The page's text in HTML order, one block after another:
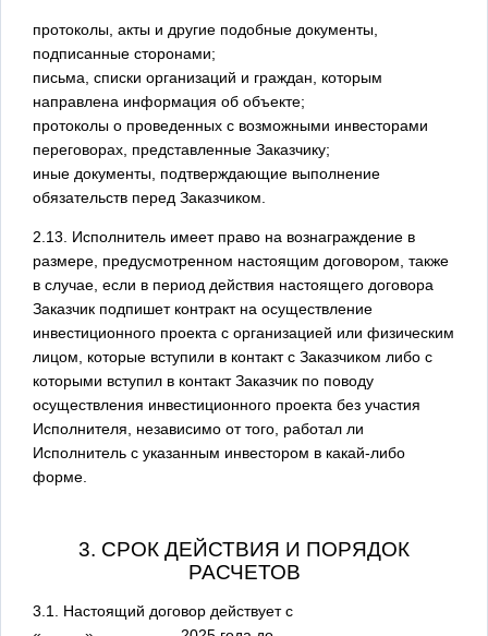
протоколы, акты и другие подобные документы,
подписанные сторонами;
письма, списки организаций и граждан, которым
направлена информация об объекте;
протоколы о проведенных с возможными инвесторами
переговорах, представленные Заказчику;
иные документы, подтверждающие выполнение
обязательств перед Заказчиком.
2.13. Исполнитель имеет право на вознаграждение в
размере, предусмотренном настоящим договором, также
в случае, если в период действия настоящего договора
Заказчик подпишет контракт на осуществление
инвестиционного проекта с организацией или физическим
лицом, которые вступили в контакт с Заказчиком либо с
которыми вступил в контакт Заказчик по поводу
осуществления инвестиционного проекта без участия
Исполнителя, независимо от того, работал ли
Исполнитель с указанным инвестором в какай-либо
форме.
3. СРОК ДЕЙСТВИЯ И ПОРЯДОК
РАСЧЕТОВ
3.1. Настоящий договор действует с